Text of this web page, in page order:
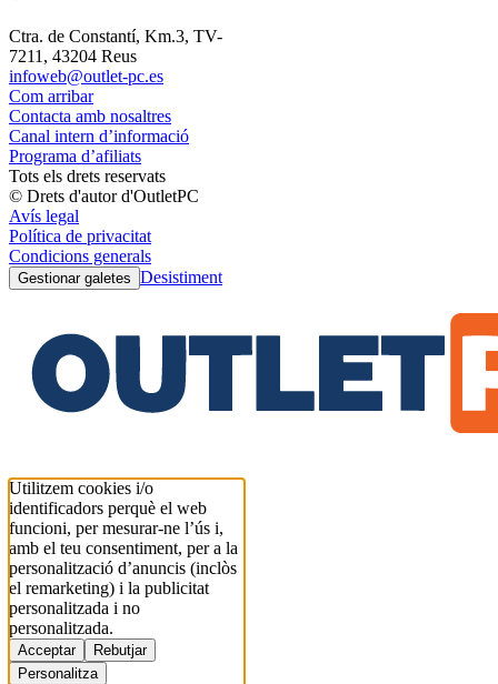
Ctra. de Constantí, Km.3, TV-
7211, 43204 Reus
infoweb@outlet-pc.es
Com arribar
Contacta amb nosaltres
Canal intern d’informació
Programa d’afiliats
Tots els drets reservats
© Drets d'autor d'OutletPC
Avís legal
Política de privacitat
Condicions generals
Gestionar galetes Desistiment
Utilitzem cookies i/o
identificadors perquè el web
funcioni, per mesurar-ne l’ús i,
amb el teu consentiment, per a la
personalització d’anuncis (inclòs
el remarketing) i la publicitat
personalitzada i no
personalitzada.
Acceptar
Rebutjar
Personalitza